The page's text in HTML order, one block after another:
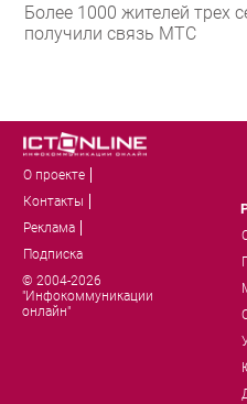
Более 1000 жителей трех
получили связь МТС
О проекте
Контакты
Реклама
Подписка
© 2004-2026
"Инфокоммуникации
онлайн"